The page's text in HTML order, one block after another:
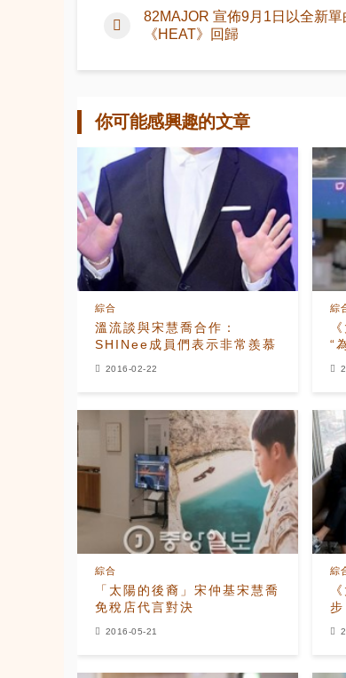
82MAJOR 宣佈9月1日以全新單
《HEAT》回歸
你可能感興趣的文章
溫流談與宋慧喬合作：
SHINee成員們表示非常羨慕
綜合
2016-02-22
“
綜
「太陽的後裔」宋仲基宋慧喬
免稅店代言對決
綜合
2016-05-21
步
綜